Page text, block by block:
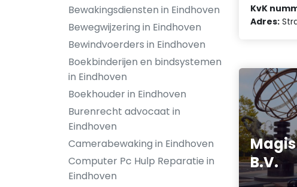
Bewakingsdiensten in Eindhoven
Bewegwijzering in Eindhoven
Bewindvoerders in Eindhoven
Boekbinderijen en bindsystemen
in Eindhoven
Boekhouder in Eindhoven
Burenrecht advocaat in
Eindhoven
Camerabewaking in Eindhoven
Computer Pc Hulp Reparatie in
Eindhoven
KvK
Adres:
B.V.